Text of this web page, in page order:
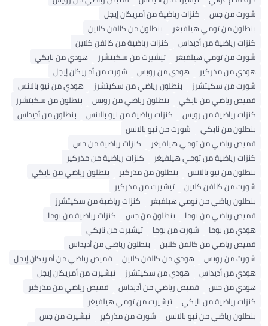
شورت من جس
كنزات رياضية من أمريكان إيجل
بنطلون من تومي هيلفيغر
بنطلون من كالفن كلاين
كنزات رياضية من أديداس
كنزات رياضية من كالفن كلاين
شورت من تومي هيلفيغر
تيشيرت من سكيتشرز
هودي من نايكي
هودي من مذركير
هودي من رويس
شورت من أمريكان إيجل
شورت من سكيتشرز
بنطلون رياضي من سكيتشرز
هودي من نيو بالانس
قميص رياضي من نايكي
بنطلون رياضي من رويس
بنطلون من سكيتشرز
كنزات رياضية من رويس
كنزات رياضية من نيو بالانس
بنطلون من أديداس
بنطلون من نايكي
شورت من نيو بالانس
قميص رياضي من تومي هيلفيغر
كنزات رياضية من جس
كنزات رياضية من تومي هيلفيغر
كنزات رياضية من مذركير
بنطلون من نيو بالانس
بنطلون من مذركير
بنطلون رياضي من نايكي
شورت من كالفن كلاين
تيشيرت من مذركير
بنطلون رياضي من تومي هيلفيغر
كنزات رياضية من سكيتشرز
قميص رياضي من بوما
بنطلون من جس
كنزات رياضية من بوما
هودي من بوما
شورت من بوما
تيشيرت من نايكي
قميص رياضي من كالفن كلاين
بنطلون رياضي من أديداس
شورت من رويس
هودي من كالفن كلاين
قميص رياضي من أمريكان إيجل
هودي من أديداس
هودي من سكيتشرز
تيشيرت من أمريكان إيجل
هودي من جس
قميص رياضي من أديداس
قميص رياضي من مذركير
كنزات رياضية من نايكي
تيشيرت من تومي هيلفيغر
بنطلون رياضي من نيو بالانس
شورت من مذركير
تيشيرت من جس